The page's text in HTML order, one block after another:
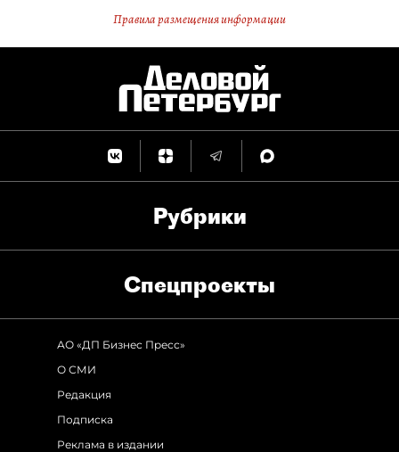
Правила размещения информации
Рубрики
Спец­проекты
АО «ДП Бизнес Пресс»
О СМИ
Редакция
Подписка
Реклама в издании